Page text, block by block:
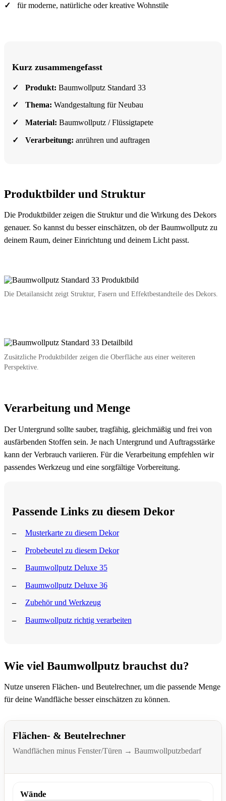
für moderne, natürliche oder kreative Wohnstile
Kurz zusammengefasst
Produkt: Baumwollputz Standard 33
Thema: Wandgestaltung für Neubau
Material: Baumwollputz / Flüssigtapete
Verarbeitung: anrühren und auftragen
Produktbilder und Struktur
Die Produktbilder zeigen die Struktur und die Wirkung des Dekors
genauer. So kannst du besser einschätzen, ob der Baumwollputz zu
deinem Raum, deiner Einrichtung und deinem Licht passt.
Die Detailansicht zeigt Struktur, Fasern und Effektbestandteile des Dekors.
Zusätzliche Produktbilder zeigen die Oberfläche aus einer weiteren
Perspektive.
Verarbeitung und Menge
Der Untergrund sollte sauber, tragfähig, gleichmäßig und frei von
ausfärbenden Stoffen sein. Je nach Untergrund und Auftragsstärke
kann der Verbrauch variieren. Für die Verarbeitung empfehlen wir
passendes Werkzeug und eine sorgfältige Vorbereitung.
Passende Links zu diesem Dekor
Musterkarte zu diesem Dekor
Probebeutel zu diesem Dekor
Baumwollputz Deluxe 35
Baumwollputz Deluxe 36
Zubehör und Werkzeug
Baumwollputz richtig verarbeiten
Wie viel Baumwollputz brauchst du?
Nutze unseren Flächen- und Beutelrechner, um die passende Menge
für deine Wandfläche besser einschätzen zu können.
Flächen- & Beutelrechner
Wandflächen minus Fenster/Türen → Baumwollputzbedarf
Wände